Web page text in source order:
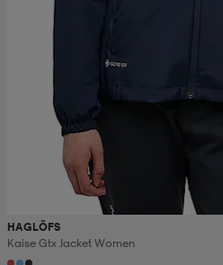
HAGLÖFS
Kaise Gtx Jacket Women